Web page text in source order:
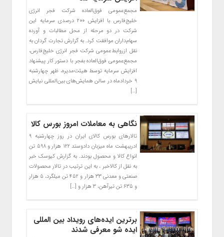
مجمع‌عمومی فوق‌العاده شرکت فجر انرژی
خلیج‌فارس با افزایش ۲۰۰ درصدی سرمایه این
شرکت در دو مرحله از محل مطالبات و آورده
سهام‌داران موافقت کرد. به گزارش تجارت گردان به
نقل ازروابط‌عمومی شرکت فجر انرژی خلیج‌فارس،
مجمع‌عمومی فوق‌العاده بفجر با دستور کار پیشنهاد
افزایش سرمایه توسط هیئت‌مدیره، ظهر چهارشنبه
۹ خردادماه در سالن همایش‌های بین‌المللی نیایش
[…]
نگاهی به معاملات امروز بورس کالا
تالارهای بورس کالای ایران در روز چهارشنبه ۹
ادریبهشت ماه میزبان دادوستد ۱۲۲ هزار و ۵۹۸ تن
انواع کالا و محصول بودند. به گزارش کیوسک خبر
به نقل از کالاخبر ، به این ترتیب در تالار محصولات
صنعتی و معدنی ۳۳ هزار و ۴۵۲ تن میلگرد، ۵ هزار
و ۶۳۵ تن تیرآهن، ۳ هزار و […]
برترین ایده‌های رویداد بین المللی
ایده شو معرفی شدند